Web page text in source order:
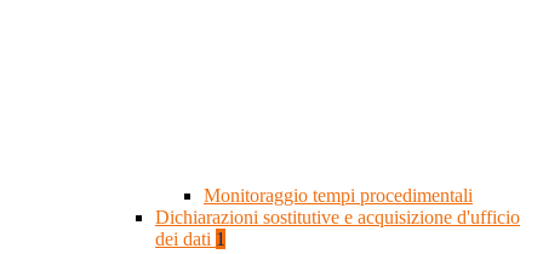
Monitoraggio tempi procedimentali
Dichiarazioni sostitutive e acquisizione d'ufficio
dei dati 1